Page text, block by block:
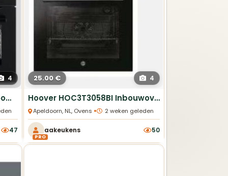
Trends en prijzen
Alle verkochte keukens
bekijken
4
AEG KSK898230T Combi-stoomoven Showroommodel Nieuwstaat
47
25.00 € 4
Hoover HOC3T3058BI Inbouwoven 60cm Nieuw
Apeldoorn, NL, Ovens • 2 weken geleden
PRO
aakeukens 50